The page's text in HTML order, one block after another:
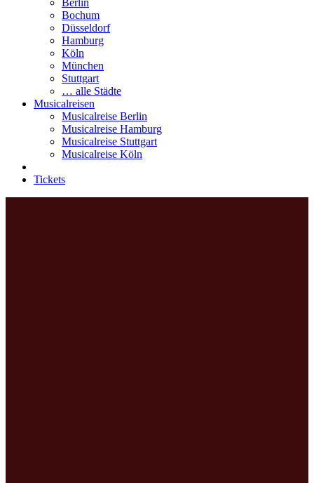
Berlin
Bochum
Düsseldorf
Hamburg
Köln
München
Stuttgart
… alle Städte
Musicalreisen
Musicalreise Berlin
Musicalreise Hamburg
Musicalreise Stuttgart
Musicalreise Köln
Tickets